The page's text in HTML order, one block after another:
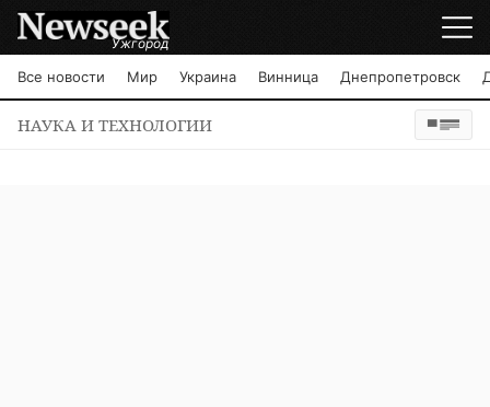
Ужгород
Все новости Мир Украина Винница Днепропетровск
НАУКА И ТЕХНОЛОГИИ